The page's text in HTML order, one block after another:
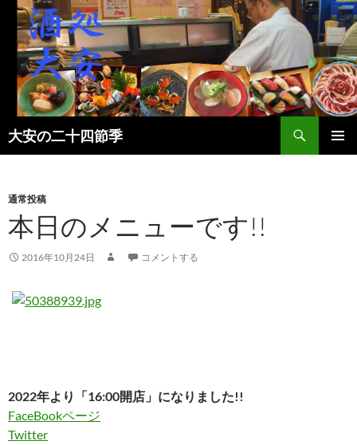
大安の二十四節季
検
索
ン
へ
キ
プ
通常投稿
本日のメニューです!!
2016年10月24日 コメントする
2022年より「16:00開店」になりました!!
FaceBookページ
Twitter